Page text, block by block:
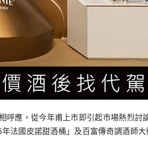
應，從今年甫上市即引起市場熱烈
法國皮諾甜酒桶」及百富傳奇調酒師